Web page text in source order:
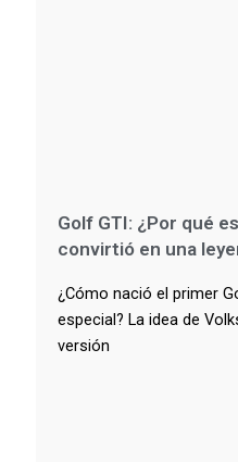
Golf GTI: ¿Por qué
convirtió en una
¿Cómo nació el primer
especial? La idea de
versión